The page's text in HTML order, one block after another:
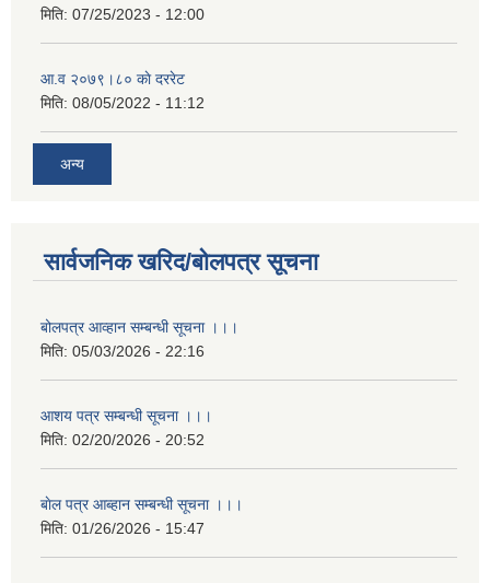
मिति: 07/25/2023 - 12:00
आ.व २०७९।८० काे दररेट
मिति: 08/05/2022 - 11:12
अन्य
सार्वजनिक खरिद/बोलपत्र सूचना
बोलपत्र आव्हान सम्बन्धी सूचना ।।।
मिति: 05/03/2026 - 22:16
आशय पत्र सम्बन्धी सूचना ।।।
मिति: 02/20/2026 - 20:52
बाेल पत्र आब्हान सम्बन्धी सूचना ।।।
मिति: 01/26/2026 - 15:47